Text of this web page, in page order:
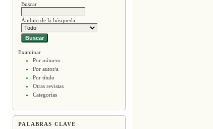
Buscar
Ámbito de la búsqueda
Examinar
Por número
Por autor/a
Por título
Otras revistas
Categorías
PALABRAS CLAVE